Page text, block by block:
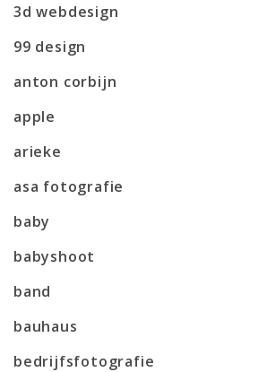
3d webdesign
99 design
anton corbijn
apple
arieke
asa fotografie
baby
babyshoot
band
bauhaus
bedrijfsfotografie